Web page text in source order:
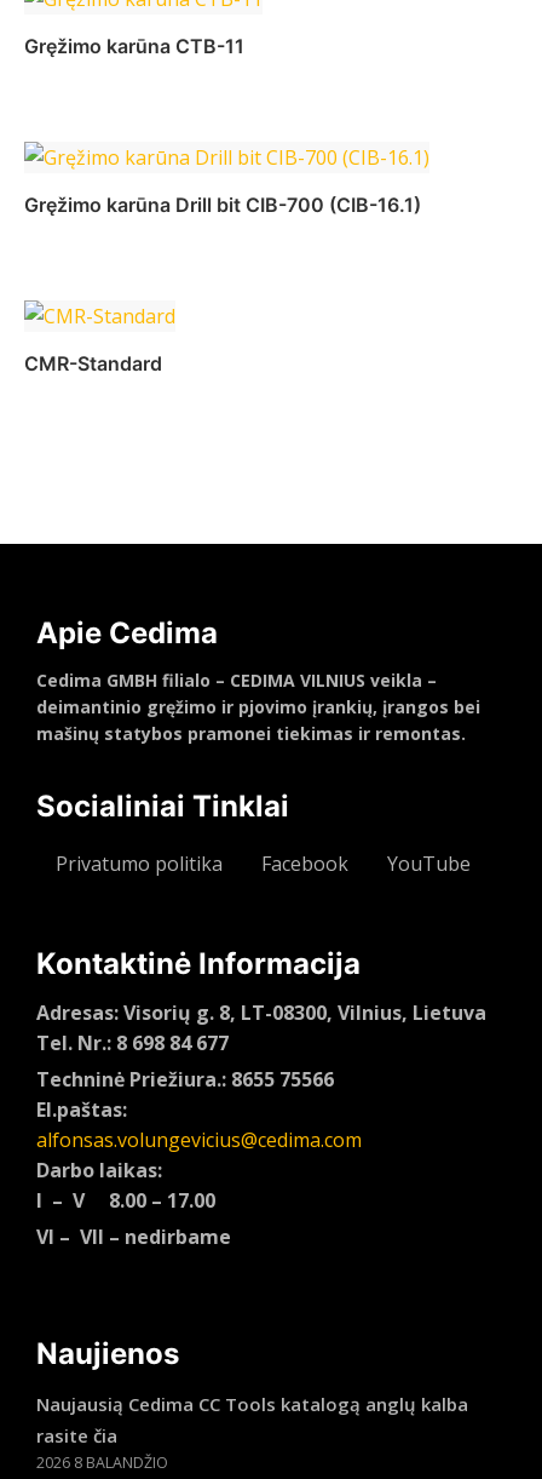
Daugiau
Gręžimo karūna CTB-11
Daugiau
Gręžimo karūna Drill bit CIB-700 (CIB-16.1)
Daugiau
CMR-Standard
Apie Cedima
Cedima GMBH filialo – CEDIMA VILNIUS veikla –
deimantinio gręžimo ir pjovimo įrankių, įrangos bei
mašinų statybos pramonei tiekimas ir remontas.
Socialiniai Tinklai
Privatumo politika Facebook YouTube
Kontaktinė Informacija
Adresas: Visorių g. 8, LT-08300, Vilnius, Lietuva
Tel. Nr.: 8 698 84 677
Techninė Priežiura.: 8655 75566
El.paštas:
alfonsas.volungevicius@cedima.com
Darbo laikas:
I – V 8.00 – 17.00
VI – VII – nedirbame
Naujienos
Naujausią Cedima CC Tools katalogą anglų kalba
rasite čia
2026 8 BALANDŽIO